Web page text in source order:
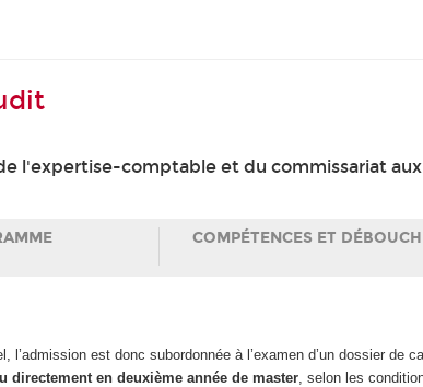
l'expertise-comptable et du commissariat
COMPÉTENCES ET
l’admission est donc subordonnée à l’examen d’un dossier de
directement en deuxième année de master , selon les